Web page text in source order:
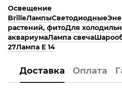
Освещение
BrilleЛампыСветодиодные
растений, фитоДля
аквариумаЛампа свеча
27Лампа E 14
Доставка Оплата